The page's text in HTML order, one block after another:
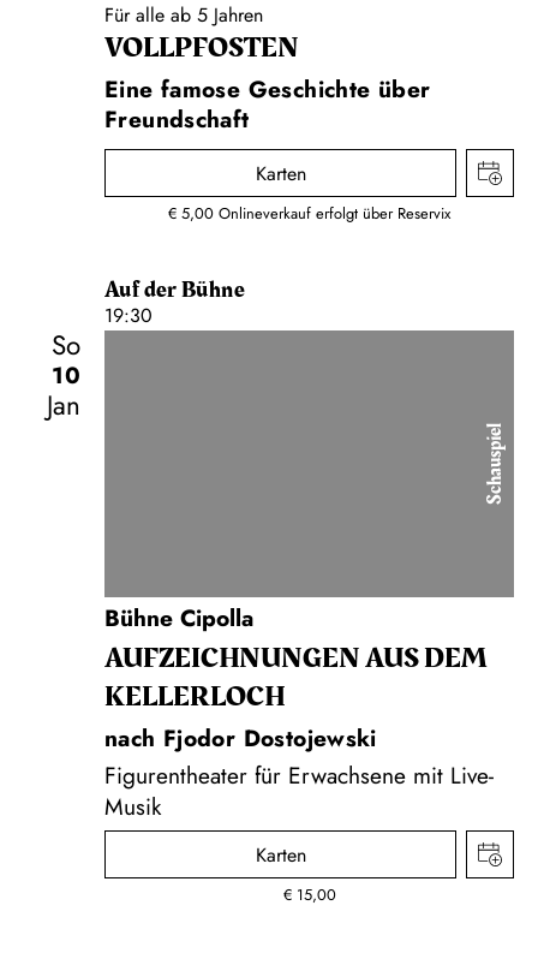
Für alle ab 5 Jahren
VOLLPFOSTEN
Eine famose Geschichte über
Freundschaft
Karten
€ 5,00 Onlineverkauf erfolgt über Reservix
Auf der Bühne
19:30
So
10
Jan
Schauspiel
Bühne Cipolla
AUF­ZEICH­NUNGEN AUS DEM
KELLER­LOCH
nach Fjodor Dostojewski
Figurentheater für Erwachsene mit Live-
Musik
Karten
€ 15,00